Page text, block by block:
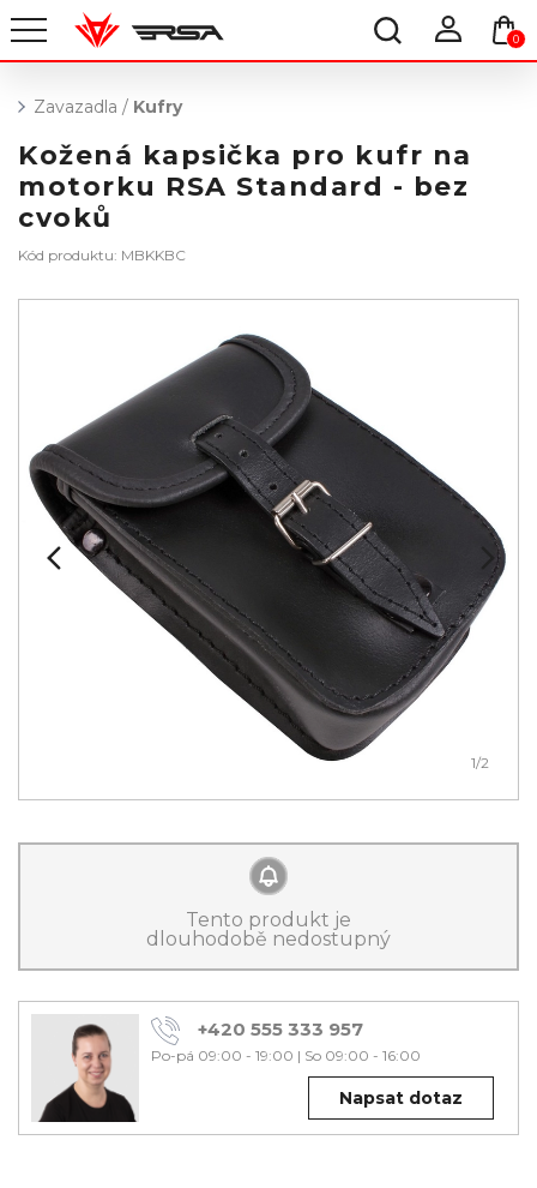
0
Zavazadla / Kufry
Kožená kapsička pro kufr na
motorku RSA Standard - bez
cvoků
Kód produktu: MBKKBC
1/2
Tento produkt je
dlouhodobě nedostupný
+420 555 333 957
Po-pá 09:00 - 19:00 | So 09:00 - 16:00
Napsat dotaz